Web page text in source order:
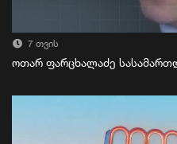
7 თვის
ოთარ ფარცხალაძე